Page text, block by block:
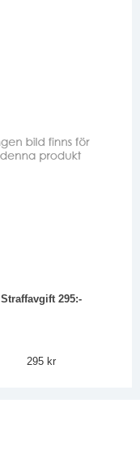
Straffavgift 295:-
295 kr